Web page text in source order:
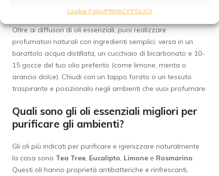
Cookie PolicyPRIVACY POLICY
Come profumare la casa fai da te?
Oltre ai diffusori di oli essenziali, puoi realizzare
profumatori naturali con ingredienti semplici: versa in un
barattolo acqua distillata, un cucchiaio di bicarbonato e 10-
15 gocce del tuo olio preferito (come limone, menta o
arancio dolce). Chiudi con un tappo forato o un tessuto
traspirante e posizionalo negli ambienti che vuoi profumare.
Quali sono gli oli essenziali migliori per
purificare gli ambienti?
Gli oli più indicati per purificare e igienizzare naturalmente
la casa sono Tea Tree Eucalipto Limone e Rosmarino
Questi oli hanno proprietà antibatteriche e rinfrescanti,